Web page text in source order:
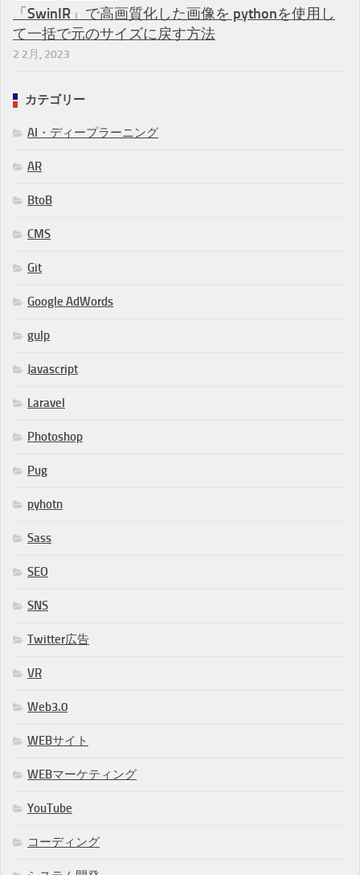
「SwinIR」で高画質化した画像を pythonを使用し
て一括で元のサイズに戻す方法
2 2月, 2023
カテゴリー
AI・ディープラーニング
AR
BtoB
CMS
Git
Google AdWords
gulp
Javascript
Laravel
Photoshop
Pug
pyhotn
Sass
SEO
SNS
Twitter広告
VR
Web3.0
WEBサイト
WEBマーケティング
YouTube
コーディング